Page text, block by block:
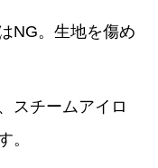
NG。生地を傷め
スチームアイロ
。